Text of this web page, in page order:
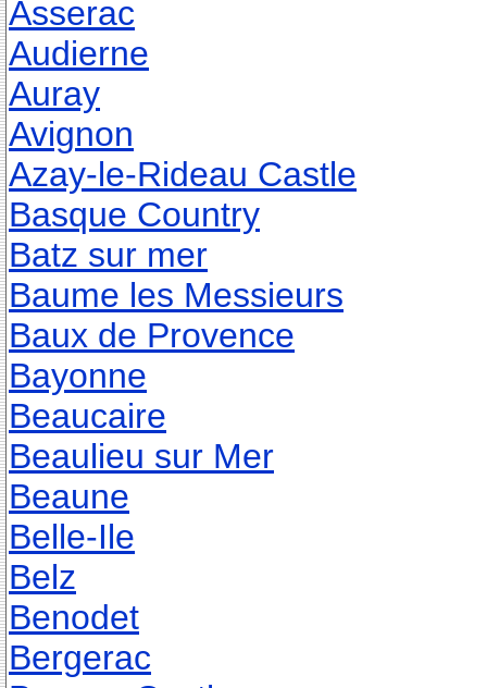
Asserac
Audierne
Auray
Avignon
Azay-le-Rideau Castle
Basque Country
Batz sur mer
Baume les Messieurs
Baux de Provence
Bayonne
Beaucaire
Beaulieu sur Mer
Beaune
Belle-Ile
Belz
Benodet
Bergerac